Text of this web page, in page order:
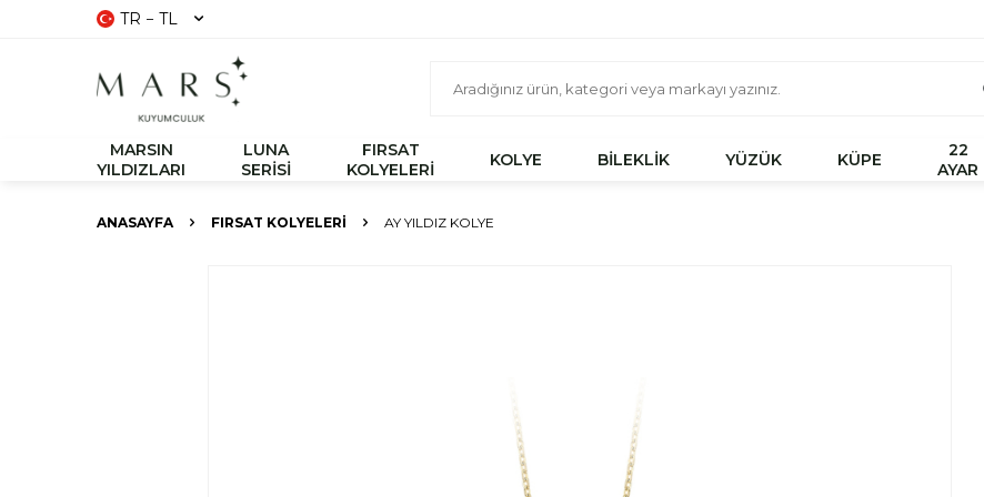
TR − TL
MARSIN
YILDIZLARI
LUNA
SERİSİ
FIRSAT
KOLYELERİ
KOLYE BİLEKLİK YÜZÜK KÜPE
22
AYAR
ANASAYFA FIRSAT KOLYELERİ AY YILDIZ KOLYE